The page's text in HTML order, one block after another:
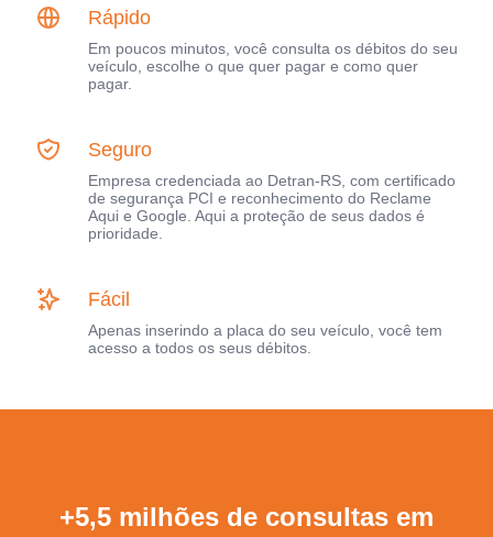
Rápido
Em poucos minutos, você consulta os débitos do seu
veículo, escolhe o que quer pagar e como quer
pagar.
Seguro
Empresa credenciada ao Detran-RS, com certificado
de segurança PCI e reconhecimento do Reclame
Aqui e Google. Aqui a proteção de seus dados é
prioridade.
Fácil
Apenas inserindo a placa do seu veículo, você tem
acesso a todos os seus débitos.
+5,5 milhões de consultas em